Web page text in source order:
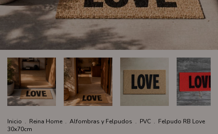
Inicio . Reina Home . Alfombras y Felpudos . PVC . Felpudo RB Love
30x70cm